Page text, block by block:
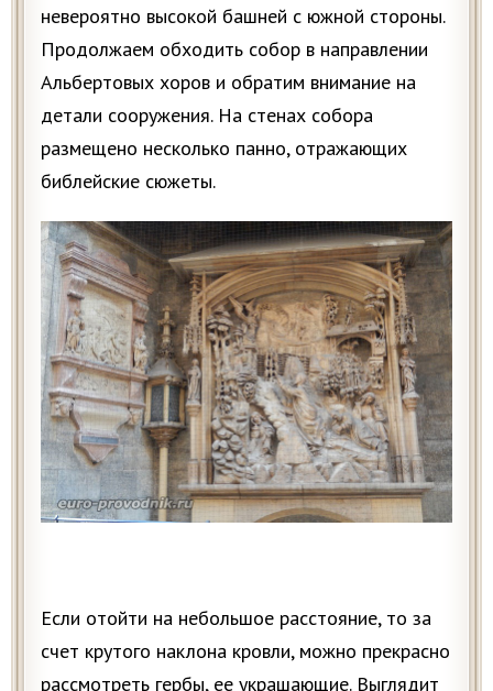
невероятно высокой башней с южной стороны.
Продолжаем обходить собор в направлении
Альбертовых хоров и обратим внимание на
детали сооружения. На стенах собора
размещено несколько панно, отражающих
библейские сюжеты.
Если отойти на небольшое расстояние, то за
счет крутого наклона кровли, можно прекрасно
рассмотреть гербы, ее украшающие. Выглядит